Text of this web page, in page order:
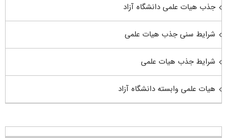
جذب هیات علمی دانشگاه آزاد
شرایط سنی جذب هیات علمی
شرایط جذب هیات علمی
هیات علمی وابسته دانشگاه آزاد